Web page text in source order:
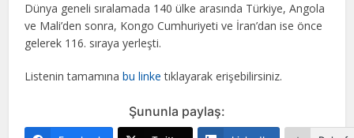
Dünya geneli sıralamada 140 ülke arasında Türkiye, Angola
ve Mali’den sonra, Kongo Cumhuriyeti ve İran’dan ise önce
gelerek 116. sıraya yerleşti.
Listenin tamamınabu linke tıklayarak erişebilirsiniz.
Şununla paylaş: